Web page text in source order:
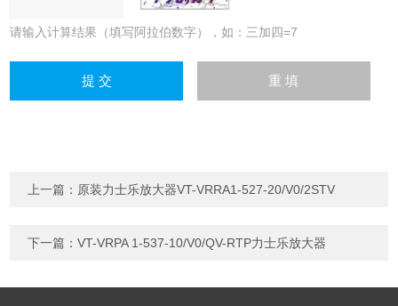
请输入计算结果（填写阿拉伯数字），如：三加四=7
上一篇： 原装力士乐放大器VT-VRRA1-527-20/V0/2STV
下一篇：VT-VRPA 1-537-10/V0/QV-RTP力士乐放大器